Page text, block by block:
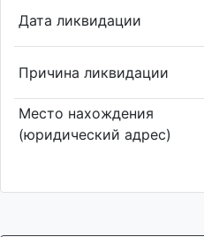
Дата ликвидации
Причина ликвидации
Место нахождения
(юридический адрес)